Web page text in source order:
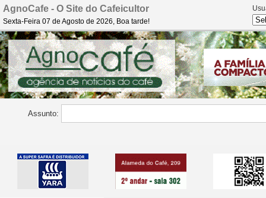
AgnoCafe - O Site do Cafeicultor
Sexta-Feira 07 de Agosto de 2026, Boa tarde!
Assunto: